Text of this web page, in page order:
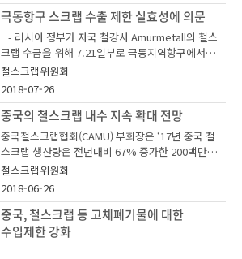
2022. 1.
한국철강협회 철스크랩위원회
철스크랩 고의적 불순물 신고센터
* 첨부파일
1) 철스크랩 고의적 불순물 신고센터 안내문 - 1부.
2) 철스크랩 고의적 불순물 신고양식 - 1부. 끝.
○ 참여 방법 :
① URL 접속(주소를 복사하여 주소창에 붙여넣
기 후 엔터) : http://steelscrapidea.kosa.or.kr/
main
② 철스크랩위원회 홈페이지 우측 배너 중 「철
스크랩 산업발전 아이디어센터」 클릭
이들 업체는 △경기 화성에 위치한 대한철강, 와이
케이스틸 △충남에 위치한 에스케이스틸 △부산에
위치한 현진스틸 △광주에 위치한 고서삼화자원,
부창자원 등이다.
고의적 불순물 혼입행위 업체에 대한 조치는 주의,
경고, 공표, 사법기관 고발을 위한 이사위원 회의
상정 등 4단계로 나뉜다. 상호명과 위반내용 등을
정해진 기간 동안 대외 공개할 수 있다.
이 운영요강을 근거로 지난 4월 30일 실시한 철스
크랩위원회 실무위원회 회의에서는 위 6건의 고의
혼적 신고건에 대해 심의하고, 이 같은 판정을 내렸
다.
14일 서울 송파구 소재 철강협회에서 열린 ‘2019년
도 제1회 이사회’에 참석한 한국철강협회 철스크랩
위원회 관계자들이 올해 사업계획을 논의하고 있
다.
극동항구 스크랩 수출 제한 실효성에 의문
- 러시아 정부가 자국 철강사 Amurmetall의 철스
크랩 수급을 위해 7.21일부로 극동지역항구에서
의 스크랩 수출을 6개월간 제한하나, 전문가들은
빌렛 생산사인 Amurmetall 이 해당 정책의 충분
한 효과를 누릴 수 있는지에 대해 의문 제기
- Metal Bulletin의 분석에 따르면, 수출제한이 국
내 수요를 끌어올릴 수 없을 뿐 아니라 Amurmetal
l 생산능력을 고려했을 때 스크랩을 충분히 소화할
수 없을 가능성도 있다고 분석
www.metalbulletin.com/Article/3822474/Sea
rch-results/Russias-scrap-export-ban-to-sq
철스크랩위원회
2018-07-26
중국의 철스크랩 내수 지속 확대 전망
중국철스크랩협회(CAMU) 부회장은 ‘17년 중국 철
스크랩 생산량은 전년대비 67% 증가한 200백만톤
이며, 원가경쟁력을 갖춘 철스크랩에 대한 국내수
요는 지속적으로 확대될 것으로 전망
李树斌：废钢成本优势明显 国内需求继续上升
철스크랩위원회
2018-06-26
중국, 철스크랩 등 고체폐기물에 대한
수입제한 강화